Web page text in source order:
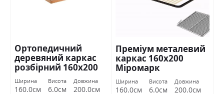
Ортопедичний
деревяний каркас
розбірний 160х200
Міромарк
Ширина
160.0см
Висота
6.0см
Довжина
200.0см
Преміум металевий
каркас 160х200
Міромарк
Ширина
160.0см
Висота
6.0см
Довжина
200.0см